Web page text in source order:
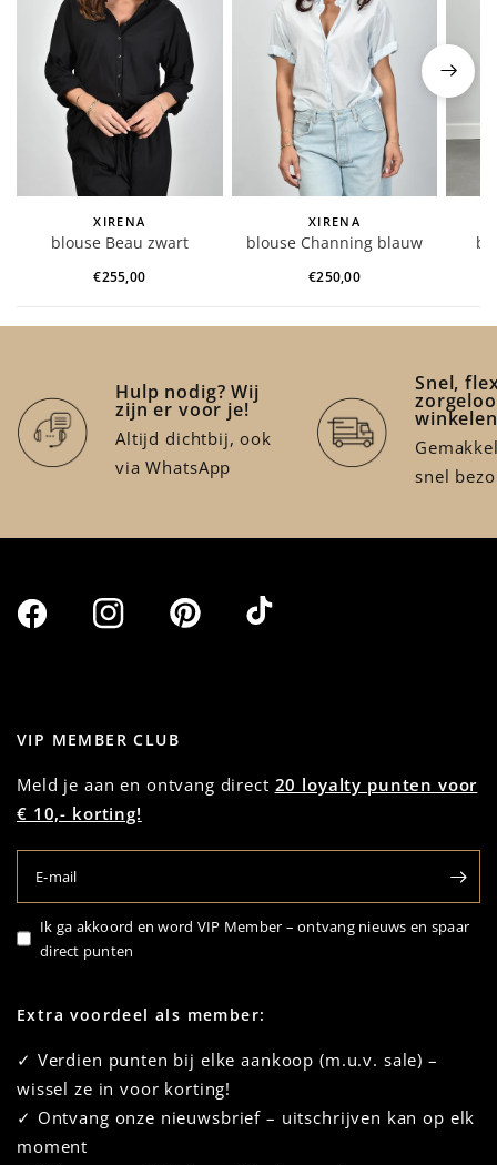
XIRENA
blouse Beau zwart
€255,00
XIRENA
blouse Channing blauw
€250,00
Hulp nodig? Wij
zijn er voor je!
Altijd dichtbij, ook
via WhatsApp
Snel,
winkelen
snel
VIP MEMBER CLUB
Meld je aan en ontvang direct 20 loyalty punten voor
€ 10,- korting!
E‑mail
Ik ga akkoord en word VIP Member – ontvang nieuws en spaar
direct punten
Extra voordeel als member:
✓ Verdien punten bij elke aankoop (m.u.v. sale) –
wissel ze in voor korting!
✓ Ontvang onze nieuwsbrief – uitschrijven kan op elk
moment